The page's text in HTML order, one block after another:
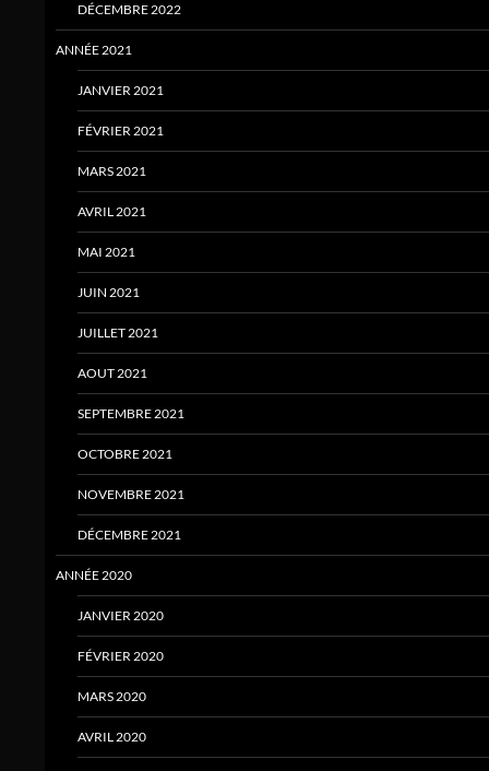
DÉCEMBRE 2022
ANNÉE 2021
JANVIER 2021
FÉVRIER 2021
MARS 2021
AVRIL 2021
MAI 2021
JUIN 2021
JUILLET 2021
AOUT 2021
SEPTEMBRE 2021
OCTOBRE 2021
NOVEMBRE 2021
DÉCEMBRE 2021
ANNÉE 2020
JANVIER 2020
FÉVRIER 2020
MARS 2020
AVRIL 2020